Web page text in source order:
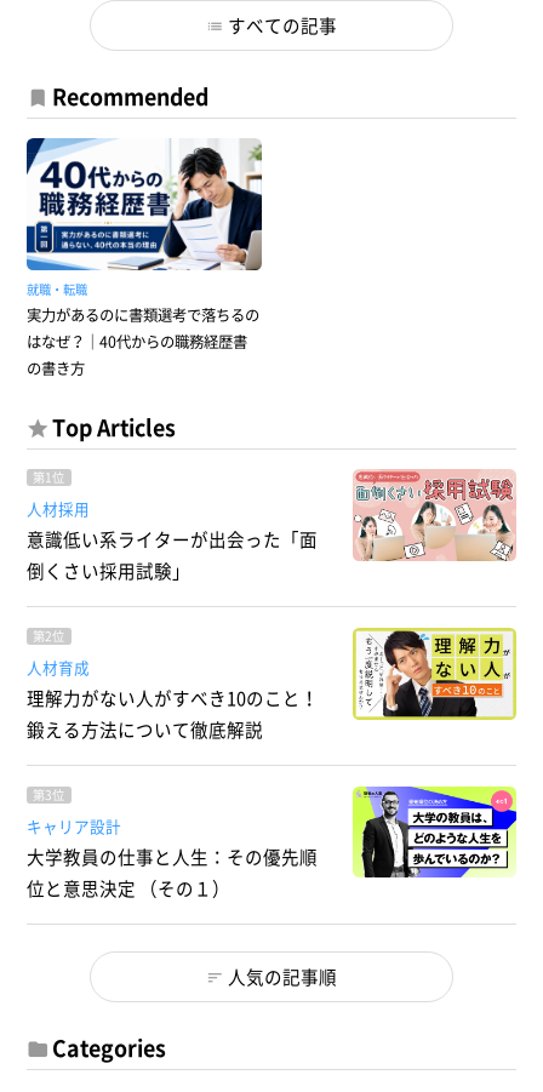
すべての記事
Recommended
就職・転職
実力があるのに書類選考で落ちるの
はなぜ？｜40代からの職務経歴書
の書き方
Top Articles
第1位
人材採用
意識低い系ライターが出会った「面
倒くさい採用試験」
第2位
人材育成
理解力がない人がすべき10のこと！
鍛える方法について徹底解説
第3位
キャリア設計
大学教員の仕事と人生：その優先順
位と意思決定 （その１）
人気の記事順
Categories